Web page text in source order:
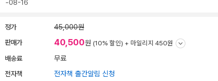
-08-16
정가 45,000원
판매가 40,500원 (10% 할인) + 마일리지 450원
배송료 무료
전자책 전자책 출간알림 신청